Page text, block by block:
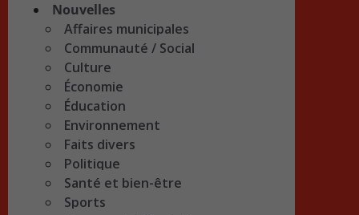
Nouvelles
Affaires municipales
Communauté / Social
Culture
Économie
Éducation
Environnement
Faits divers
Politique
Santé et bien-être
Sports